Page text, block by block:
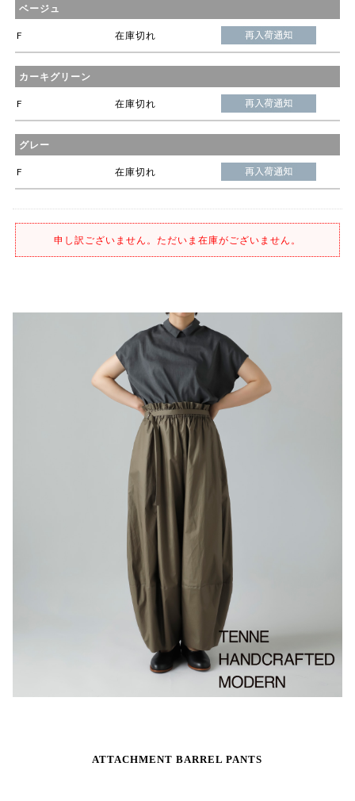
ベージュ
F 在庫切れ
カーキグリーン
F 在庫切れ
グレー
F 在庫切れ
申し訳ございません。ただいま在庫がございません。
ATTACHMENT BARREL PANTS